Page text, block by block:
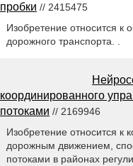
пробки // 2415475
Изобретение относится к
дорожного транспорта. .
координированного
потоками // 2169946
Изобретение относится к
дорожным движением,
потоками в районах